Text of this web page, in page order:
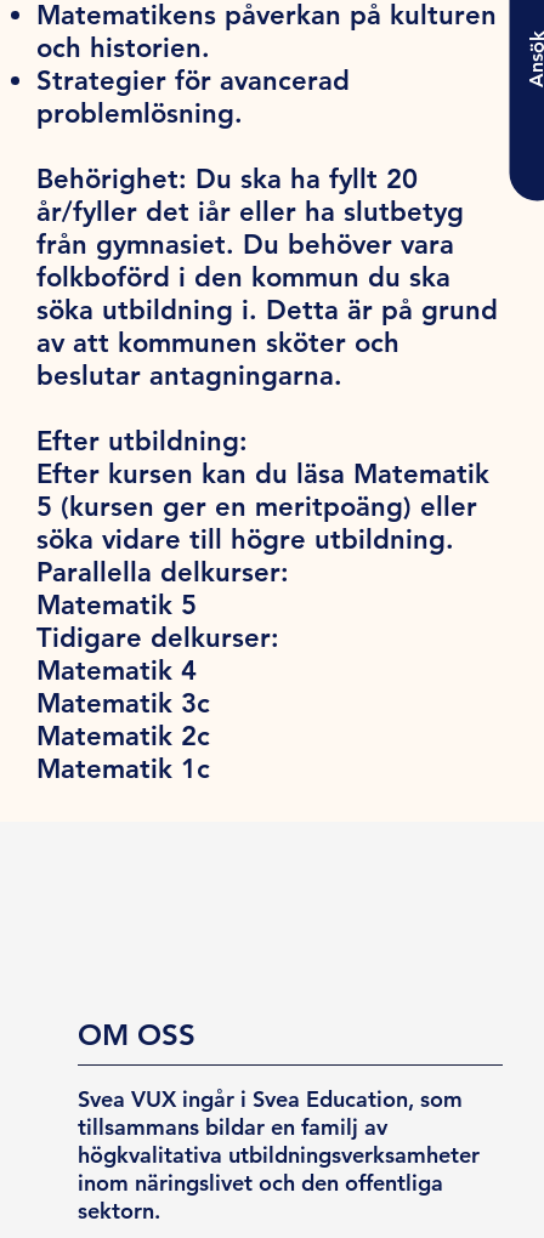
Matematikens påverkan på kulturen
och historien.
Strategier för avancerad
problemlösning.
Behörighet: Du ska ha fyllt 20
år/fyller det iår eller ha slutbetyg
från gymnasiet. Du behöver vara
folkboförd i den kommun du ska
söka utbildning i. Detta är på grund
av att kommunen sköter och
beslutar antagningarna.
Efter utbildning:
Efter kursen kan du läsa Matematik
5 (kursen ger en meritpoäng) eller
söka vidare till högre utbildning.
Parallella delkurser:
Matematik 5
Tidigare delkurser:
Matematik 4
Matematik 3c
Matematik 2c
Matematik 1c
OM OSS
Svea VUX ingår i Svea Education, som
tillsammans bildar en familj av
högkvalitativa utbildningsverksamheter
inom näringslivet och den offentliga
sektorn.